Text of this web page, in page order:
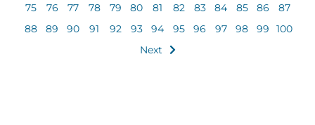
75
76 77 78 79 80 81 82 83 84 85 86
87
88
89 90 91 92 93 94 95 96 97 98 99
100
Next